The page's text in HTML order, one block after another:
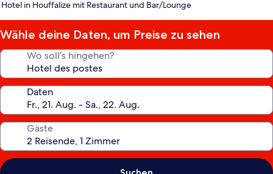
Sterne-
Hotel in Houffalize mit Restaurant und Bar/Lounge
Wähle deine Daten, um Preise zu sehen
Wo soll’s hingehen?
Daten
Gäste